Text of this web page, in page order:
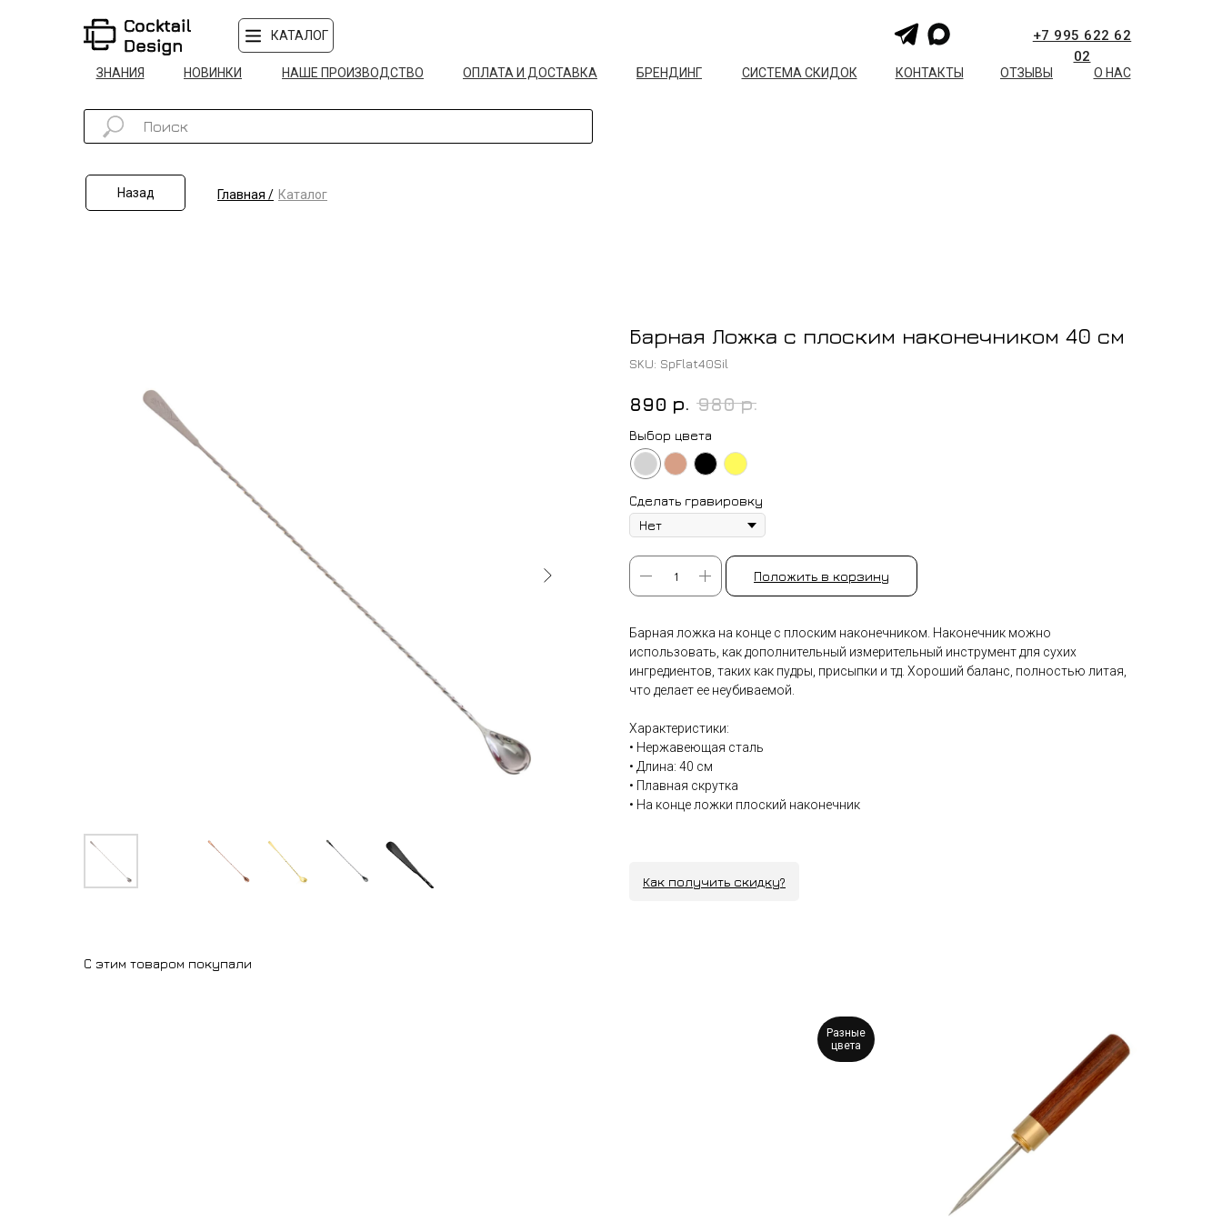
ОПЛАТА И ДОСТАВКА
НАШЕ ПРОИЗВОДСТВО
+7 995 622 62
02
КОНТАКТЫ
СИСТЕМА СКИДОК
БРЕНДИНГ О НАС
НОВИНКИ
ЗНАНИЯ
КАТАЛОГ
ОТЗЫВЫ
Назад Главная / Каталог
Барная Ложка с плоским наконечником 40 см
SKU: SpFlat40Sil
890 р. 980 р.
Выбор цвета
Сделать гравировку
Положить в корзину
Барная ложка на конце с плоским наконечником. Наконечник можно
использовать, как дополнительный измерительный инструмент для сухих
ингредиентов, таких как пудры, присыпки и тд. Хороший баланс, полностью литая,
что делает ее неубиваемой.
Характеристики:
• Нержавеющая сталь
• Длина: 40 см
• Плавная скрутка
• На конце ложки плоский наконечник
Как получить скидку?
С этим товаром покупали
Разные
цвета